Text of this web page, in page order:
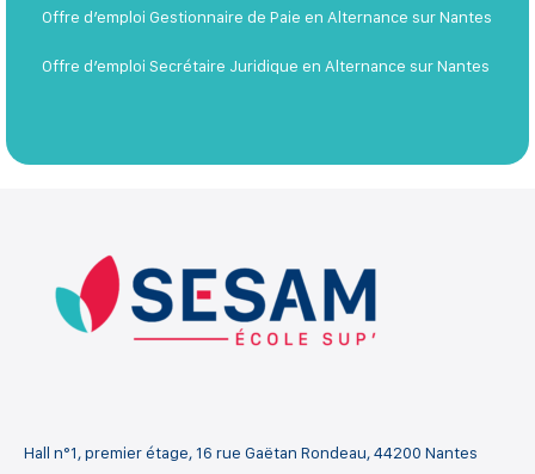
Offre d’emploi Gestionnaire de Paie en Alternance sur Nantes
Offre d’emploi Secrétaire Juridique en Alternance sur Nantes
Hall n°1, premier étage, 16 rue Gaëtan Rondeau, 44200 Nantes